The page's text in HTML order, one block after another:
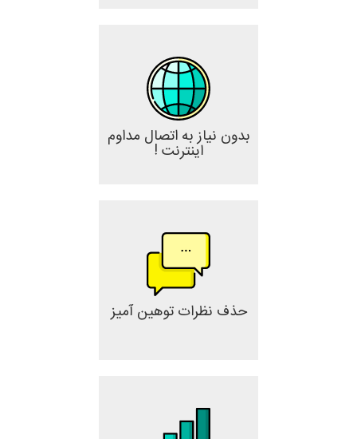
بدون نیاز به اتصال مداوم
اینترنت !
حذف نظرات توهین آمیز